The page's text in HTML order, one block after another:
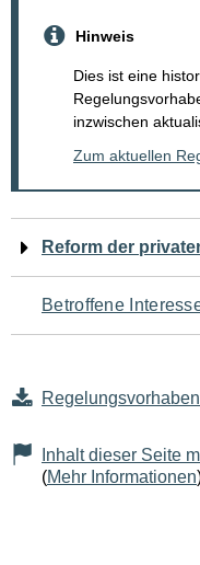
Hinweis
Dies ist eine
inzwischen
Zum aktuellen
Navigation
für
den
Seiteninhalt
Reform der
Betroffene
Inhalt dieser Seite
(Mehr Informationen